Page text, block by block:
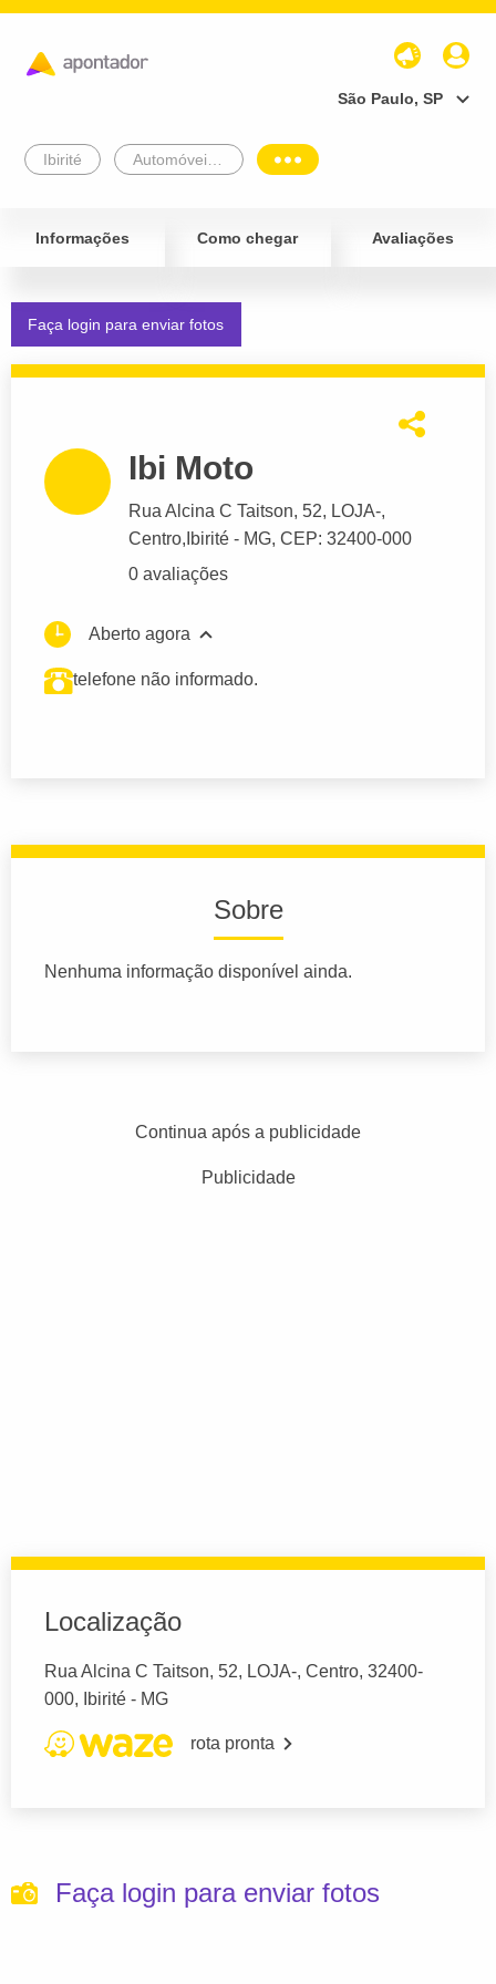
São Paulo, SP
Ibirité
Informações Como chegar Avaliações
Faça login para enviar fotos
Ibi Moto
Rua Alcina C Taitson, 52, LOJA-,
Centro, Ibirité - MG, CEP: 32400-000
0 avaliações
Aberto agora
telefone não informado.
Sobre
Nenhuma informação disponível ainda.
Continua após a publicidade
Publicidade
Localização
Rua Alcina C Taitson, 52, LOJA-, Centro, 32400-
000, Ibirité - MG
rota pronta
Faça login para enviar fotos